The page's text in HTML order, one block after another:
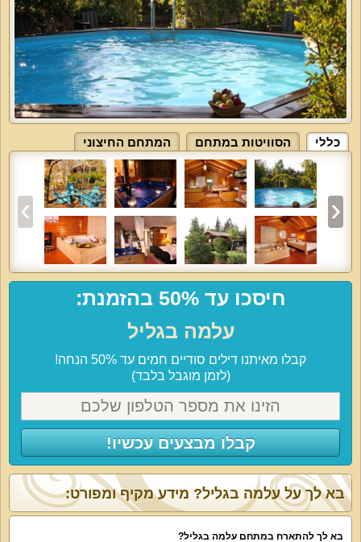
כללי הסוויטות במתחם המתחם החיצוני
חיסכו עד 50% בהזמנת:
עלמה בגליל
קבלו מאיתנו דילים סודיים חמים עד 50% הנחה!
(לזמן מוגבל בלבד)
קבלו מבצעים עכשיו!
בא לך על עלמה בגליל? מידע מקיף ומפורט:
בא לך להתארח במתחם עלמה בגליל?